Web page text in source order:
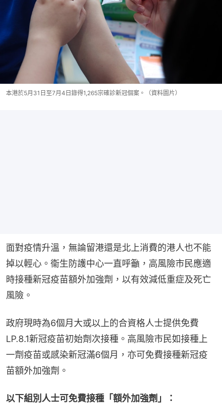
本港於5月31日至7月4日錄得1,265宗確診新冠個案。（資料圖片）
面對疫情升溫，無論留港還是北上消費的港人也不能
掉以輕心。衞生防護中心一直呼籲，高風險市民應適
時接種新冠疫苗額外加強劑，以有效減低重症及死亡
風險。
政府現時為6個月大或以上的合資格人士提供免費
LP.8.1新冠疫苗初始劑次接種。高風險市民如接種上
一劑疫苗或感染新冠滿6個月，亦可免費接種新冠疫
苗額外加強劑。
以下組別人士可免費接種「額外加強劑」：